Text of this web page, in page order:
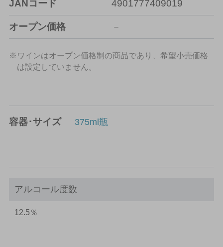
JANコード 4901777409019
オープン価格 －
※ワインはオープン価格制の商品であり、希望小売価格
は設定していません。
容器･サイズ 375ml瓶
アルコール度数
12.5％